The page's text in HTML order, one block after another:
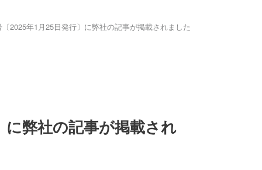
2025年1月25日発行〕に弊社の記事が掲載されました
弊社の記事が掲載され